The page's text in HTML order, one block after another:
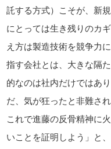
託する方式）こそが、新
にとっては生き残りのカ
え方は製造技術を競争力
指す会社とは、大きな隔
的なのは社内だけではあ
だ、気が狂ったと非難され
これで進藤の反骨精神に
いことを証明しよう」と